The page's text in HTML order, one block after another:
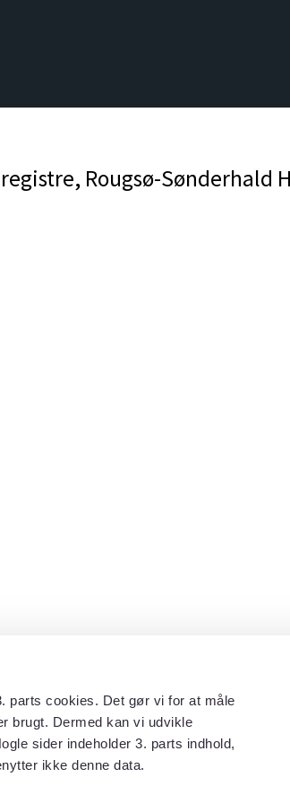
parts cookies. Det gør vi for at måle
brugt. Dermed kan vi udvikle
sider indeholder 3. parts indhold,
ikke denne data.
Rougsø-Sønderhald